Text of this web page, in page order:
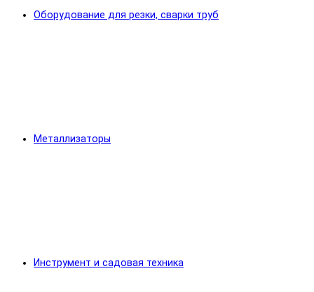
Оборудование для резки, сварки труб
Металлизаторы
Инструмент и садовая техника